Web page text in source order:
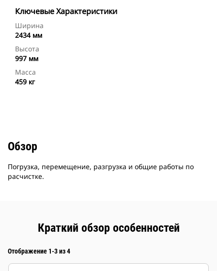
Ключевые Характеристики
Ширина
2434 мм
Высота
997 мм
Масса
459 кг
Обзор
Погрузка, перемещение, разгрузка и общие работы по
расчистке.
Краткий обзор особенностей
Отображение 1-3 из 4